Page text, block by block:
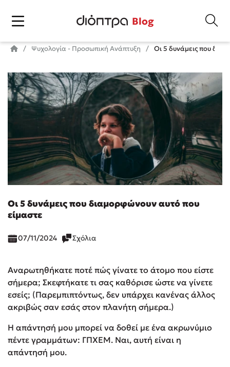
Blog
Ψυχολογία - Προσωπική Ανάπτυξη Οι 5 δυνάμεις που
Οι 5 δυνάμεις που διαμορφώνουν αυτό που
είμαστε
07/11/2024 Σχόλια
Αναρωτηθήκατε ποτέ πώς γίνατε το άτομο που είστε
σήμερα; Σκεφτήκατε τι σας καθόρισε ώστε να γίνετε
εσείς; (Παρεμπιπτόντως, δεν υπάρχει κανένας άλλος
ακριβώς σαν εσάς στον πλανήτη σήμερα.)
Η απάντησή μου μπορεί να δοθεί με ένα ακρωνύμιο
πέντε γραμμάτων: ΓΠΧΕΜ. Ναι, αυτή είναι η
απάντησή μου.